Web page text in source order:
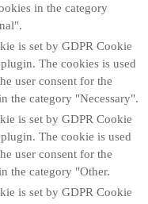
in the category
is set by GDPR Cookie
The cookies is used
user consent for the
the category "Necessary".
is set by GDPR Cookie
The cookie is used
user consent for the
the category "Other.
is set by GDPR Cookie